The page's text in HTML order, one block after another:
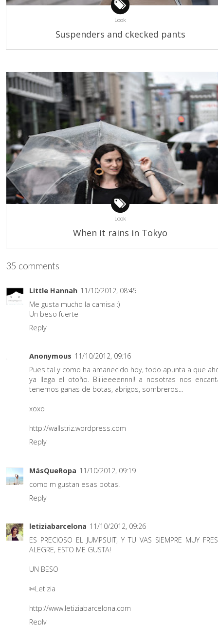
Look
Suspenders and ckecked pants
Look
When it rains in Tokyo
35 comments
Little Hannah 11/10/2012, 08:45
Me gusta mucho la camisa :)
Un beso fuerte
Reply
Anonymous 11/10/2012, 09:16
Pues tal y como ha amanecido hoy, todo apunta a que
ya llega el otoño. Biiiieeeennn!! a nosotras nos
tenemos ganas de botas, abrigos, sombreros...
xoxo
http://wallstriz.wordpress.com
Reply
MásQueRopa 11/10/2012, 09:19
como m gustan esas botas!
Reply
letiziabarcelona 11/10/2012, 09:26
ES PRECIOSO EL JUMPSUIT, Y TU VAS SIEMPRE MUY
ALEGRE, ESTO ME GUSTA!
UN BESO
✄Letizia
http://www.letiziabarcelona.com
Reply